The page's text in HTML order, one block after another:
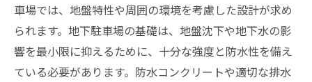
車場では、地盤特性や周囲の環境を考慮した設計が求め
られます。地下駐車場の基礎は、地盤沈下や地下水の影
響を最小限に抑えるために、十分な強度と防水性を備え
ている必要があります。防水コンクリートや適切な排水